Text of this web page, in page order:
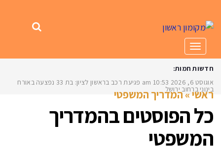
תפריט
חדשות חמות:
אוגוסט 6, 2026
10:53 am פגיעת רכב בראשון לציון: בת 33 נפצעה באורח
בינוני ברחוב ירושלים
ראשי»המדריך המשפטי
כל הפוסטים בהמדריך
המשפטי